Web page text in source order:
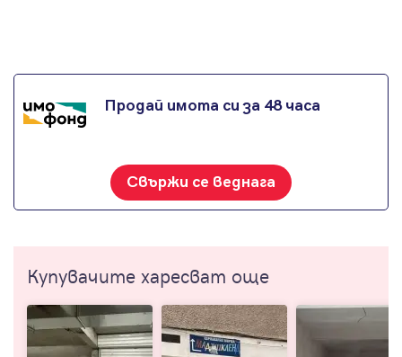
Продай имота си за 48 часа
Свържи се веднага
Купувачите харесват още